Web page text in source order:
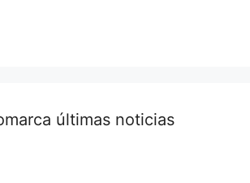
últimas noticias